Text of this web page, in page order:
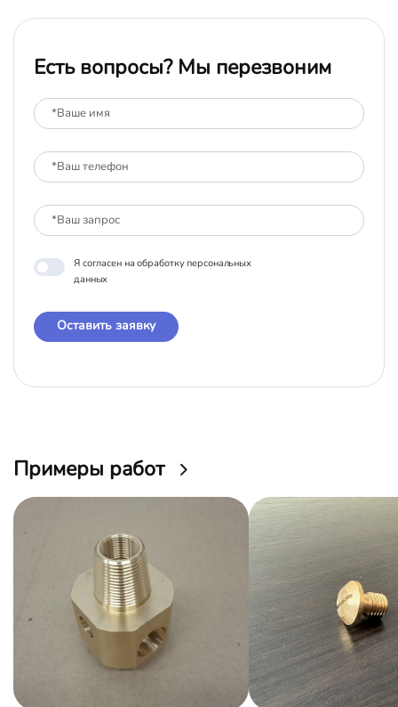
Есть вопросы? Мы перезвоним
Я согласен на обработку персональных
данных
Оставить заявку
Примеры работ